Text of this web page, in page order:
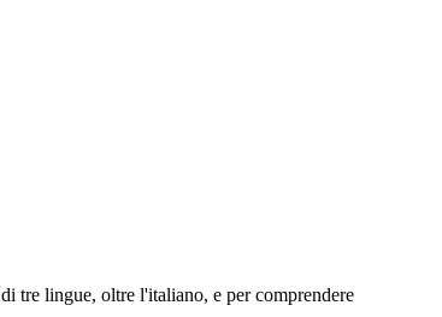
tre lingue, oltre l'italiano, e per comprendere